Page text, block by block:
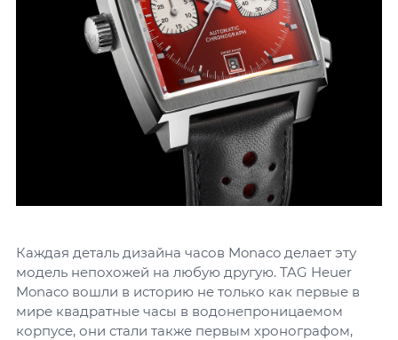
Каждая деталь дизайна часов Monaco делает эту
модель непохожей на любую другую. TAG Heuer
Monaco вошли в историю не только как первые в
мире квадратные часы в водонепроницаемом
корпусе, они стали также первым хронографом,